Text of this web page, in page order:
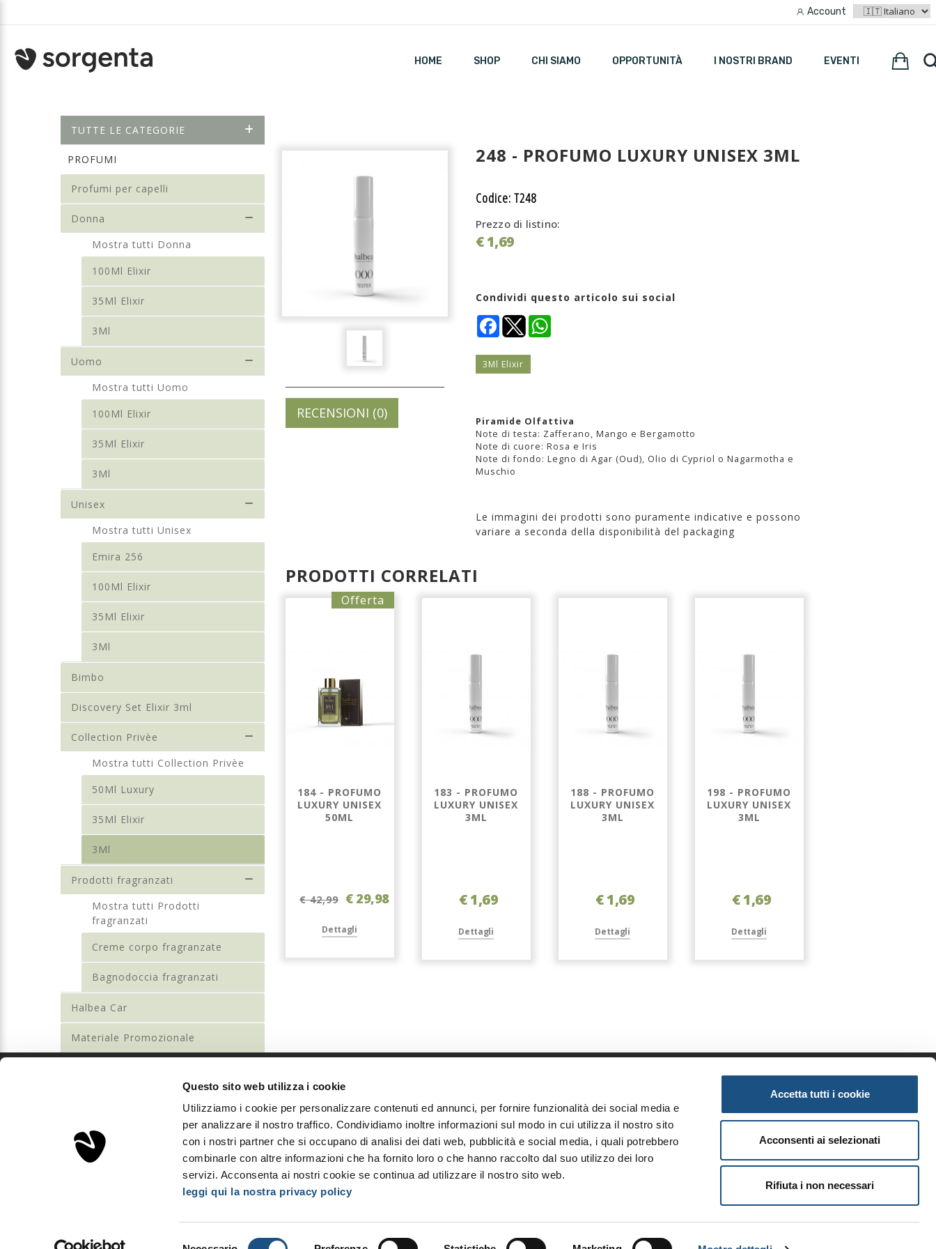
Questo sito web utilizza i cookie
Utilizziamo i cookie per personalizzare contenuti ed annunci, per fornire funzionalità dei social media e
per analizzare il nostro traffico. Condividiamo inoltre informazioni sul modo in cui utilizza il nostro sito
con i nostri partner che si occupano di analisi dei dati web, pubblicità e social media, i quali potrebbero
combinarle con altre informazioni che ha fornito loro o che hanno raccolto dal suo utilizzo dei loro
servizi. Acconsenta ai nostri cookie se continua ad utilizzare il nostro sito web.
leggi qui la nostra privacy policy
Accetta tutti i cookie
Acconsenti ai selezionati
Rifiuta i non necessari
Account
HOME SHOP CHI SIAMO OPPORTUNITÀ I NOSTRI BRAND EVENTI
TUTTE LE CATEGORIE
PROFUMI
Profumi per capelli
Donna
Mostra tutti Donna
100Ml Elixir
35Ml Elixir
3Ml
Uomo
Mostra tutti Uomo
100Ml Elixir
35Ml Elixir
3Ml
Unisex
Mostra tutti Unisex
Emira 256
100Ml Elixir
35Ml Elixir
3Ml
Bimbo
Discovery Set Elixir 3ml
Collection Privèe
Mostra tutti Collection Privèe
50Ml Luxury
35Ml Elixir
3Ml
Prodotti fragranzati
Mostra tutti Prodotti
fragranzati
Creme corpo fragranzate
Bagnodoccia fragranzati
Halbea Car
Materiale Promozionale
RECENSIONI (0)
248 - PROFUMO LUXURY UNISEX 3ML
Codice: T248
Prezzo di listino:
€ 1,69
Condividi questo articolo sui social
FacebookWhatsApp
3Ml Elixir
Piramide Olfattiva
Note di testa: Zafferano, Mango e Bergamotto
Note di cuore: Rosa e Iris
Note di fondo: Legno di Agar (Oud), Olio di Cypriol o Nagarmotha e
Muschio
Le immagini dei prodotti sono puramente indicative e possono
variare a seconda della disponibilità del packaging
PRODOTTI CORRELATI
180 SORGÈ N.2 -
PROFUMO
LUXURY UNISEX
€ 30,00
Dettagli
LUXURY UNISEX
€ 30,00
Dettagli
Offerta
184 - PROFUMO
LUXURY UNISEX
50ML
€ 42,99 € 29,98
Dettagli
183 - PROFUMO
LUXURY UNISEX
3ML
€ 1,69
Dettagli
188 - PROFUMO
LUXURY UNISEX
3ML
€ 1,69
Dettagli
198 - PROFUMO
LUXURY UNISEX
3ML
€ 1,69
Dettagli
Via Podgora, 5 - 20122 Milano, Italia
P.Iva IT03893310163 - REA MI2008600
Home
Accedi
Registrati
Chi siamo
I nostri brand
Eventi
Informazioni
Privacy
Condizioni generali
Copyright © Sorgenta 2025. All Rights Reserved.